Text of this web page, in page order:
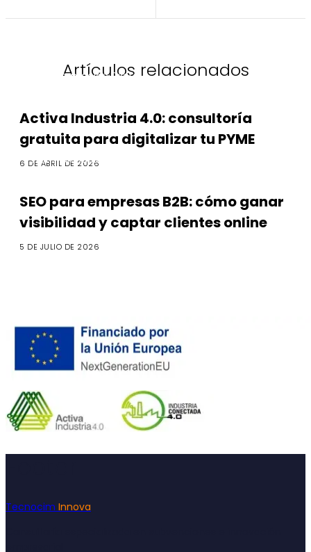
Artículos relacionados
Transformación Digital
Activa Industria 4.0: consultoría
gratuita para digitalizar tu PYME
6 DE ABRIL DE 2026
Transformación Digital
SEO para empresas B2B: cómo ganar
visibilidad y captar clientes online
5 DE JULIO DE 2026
Tecnocim Innova